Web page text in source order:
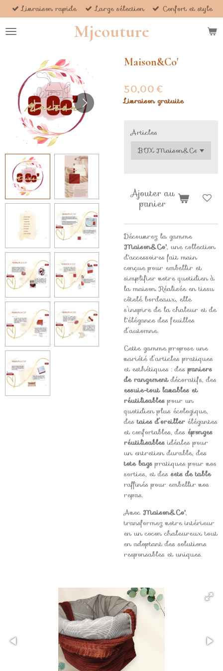
Passer
au
contenu
Mjcouture
Livraison rapide Large sélection Confort et style
Maison&Co'
50,00 €
Livraison gratuite
Articles
Ajouter au
panier
Découvrez la gamme
Maison&Co', une collection
d'accessoires fait main
conçue pour embellir et
simplifier votre quotidien à
la maison. Réalisée en tissu
côtelé bordeaux, elle
s’inspire de la chaleur et de
l'élégance des feuilles
d’automne.
Cette gamme propose une
variété d’articles pratiques
et esthétiques : despaniers
de rangementdécoratifs, des
essuie-tout lavables et
réutilisablespour un
quotidien plus écologique,
destaies d’oreiller élégantes
et confortables, des éponges
réutilisablesidéales pour
un entretien durable, des
tote bagspratiques pour vos
sorties, et dessets de table
raffinés pour embellir vos
repas.
Avec Maison&Co',
transformez votre intérieur
en un cocon chaleureux tout
en adoptant des solutions
responsables et uniques.